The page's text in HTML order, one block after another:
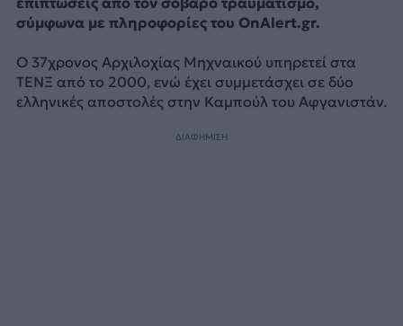
σύμφωνα με πληροφορίες του OnAlert.gr.
Ο 37χρονος Αρχιλοχίας Μηχναικού υπηρετεί στα
ΤΕΝΞ από το 2000, ενώ έχει συμμετάσχει σε δύο
ελληνικές αποστολές στην Καμπούλ του Αφγανιστάν.
ΔΙΑΦΗΜΙΣΗ